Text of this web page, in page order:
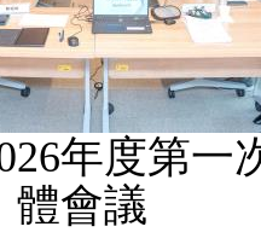
年度第一
體會議